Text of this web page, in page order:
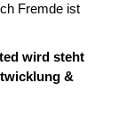
Fremde ist
wird steht
&